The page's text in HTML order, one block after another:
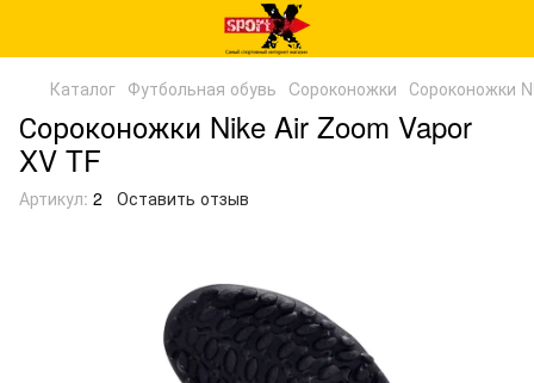
Каталог Футбольная обувь Cороконожки Сороконожки
Сороконожки Nike Air Zoom Vapor
XV TF
Артикул: 2 Оставить отзыв